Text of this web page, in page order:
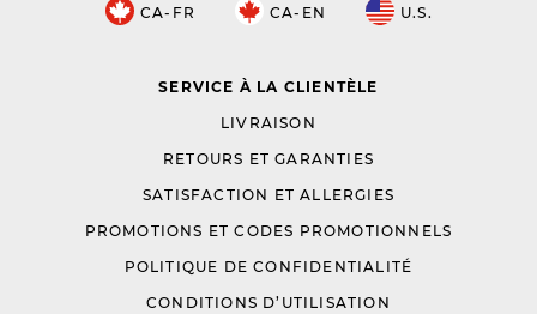
CA-FR CA-EN U.S.
SERVICE À LA CLIENTÈLE
LIVRAISON
RETOURS ET GARANTIES
SATISFACTION ET ALLERGIES
PROMOTIONS ET CODES PROMOTIONNELS
POLITIQUE DE CONFIDENTIALITÉ
CONDITIONS D’UTILISATION